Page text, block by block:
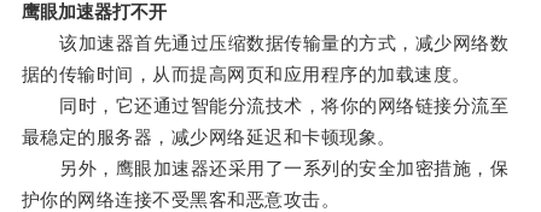
鹰眼加速器打不开
该加速器首先通过压缩数据传输量的方式，减少网络数
据的传输时间，从而提高网页和应用程序的加载速度。
同时，它还通过智能分流技术，将你的网络链接分流至
最稳定的服务器，减少网络延迟和卡顿现象。
另外，鹰眼加速器还采用了一系列的安全加密措施，保
护你的网络连接不受黑客和恶意攻击。